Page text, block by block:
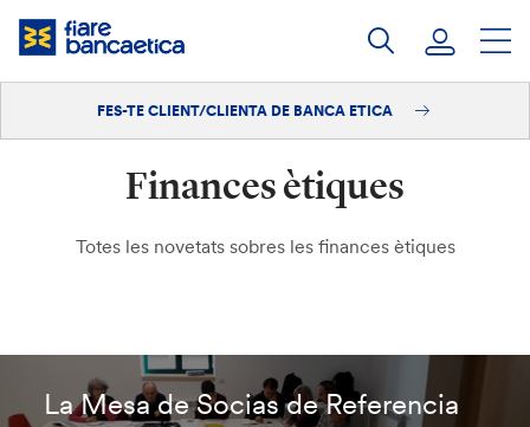
Salta
Iniciar sessió
Fes-te'n client/clienta
FES-TE CLIENT/CLIENTA DE BANCA ETICA
Finances ètiques
Totes les novetats sobres les finances ètiques
La Mesa de Socias de Referencia